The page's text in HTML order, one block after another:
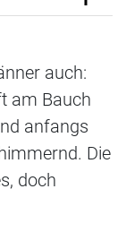
auch:
am Bauch
anfangs
Die
doch